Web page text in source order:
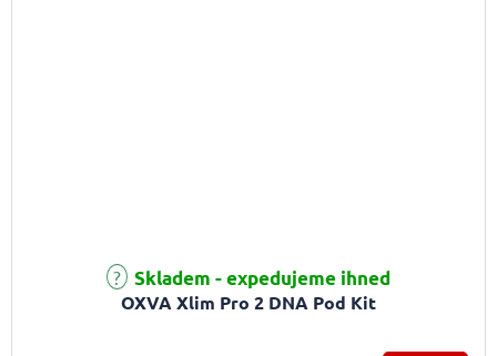
OXVA Xlim Pro 2 DNA Pod Kit
Průměrné hodnocení produktu je 4,6 z 5 hvězdiček.
Skladem - expedujeme ihned